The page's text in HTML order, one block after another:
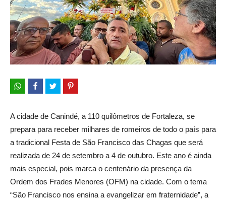
A cidade de Canindé, a 110 quilômetros de Fortaleza, se
prepara para receber milhares de romeiros de todo o país para
a tradicional Festa de São Francisco das Chagas que será
realizada de 24 de setembro a 4 de outubro. Este ano é ainda
mais especial, pois marca o centenário da presença da
Ordem dos Frades Menores (OFM) na cidade. Com o tema
“São Francisco nos ensina a evangelizar em fraternidade”, a